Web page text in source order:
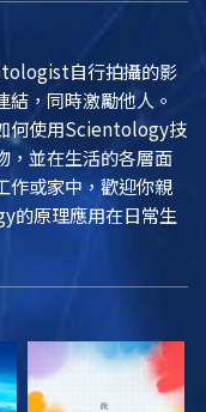
自行拍攝的影
，同時激勵他人。
何使用Scientology技
，並在生活的各層面
作或家中，歡迎你親
原理應用在日常生